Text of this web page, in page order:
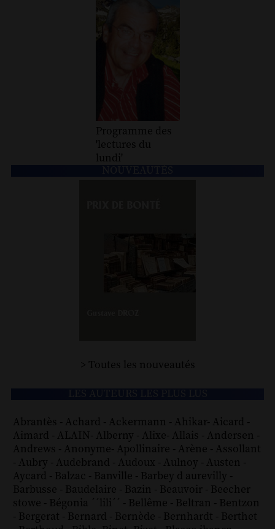
Programme des
'lectures du
lundi'
> Toutes les nouveautés
Abrantès - Achard - Ackermann - Ahikar- Aicard -
Aimard - ALAIN- Alberny - Alixe- Allais - Andersen -
Andrews - Anonyme- Apollinaire - Arène - Assollant
- Aubry - Audebrand - Audoux - Aulnoy - Austen -
Aycard - Balzac - Banville - Barbey d aurevilly -
Barbusse - Baudelaire - Bazin - Beauvoir - Beecher
stowe - Bégonia ´´lili´´ - Bellême - Beltran - Bentzon
- Bergerat - Bernard - Bernède - Bernhardt - Berthet